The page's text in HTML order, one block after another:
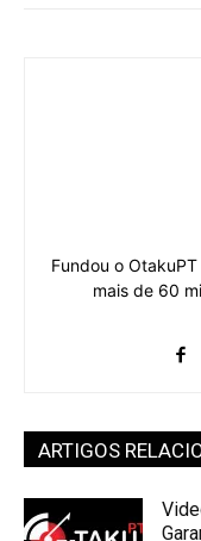
Fundou o
mais de 60
ARTIGOS